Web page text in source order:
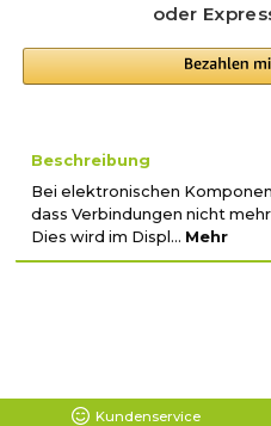
oder
Beschreibung
Bei elektronischen
dass Verbindungen nicht
Dies wird im Displ… Mehr
Kundenservice